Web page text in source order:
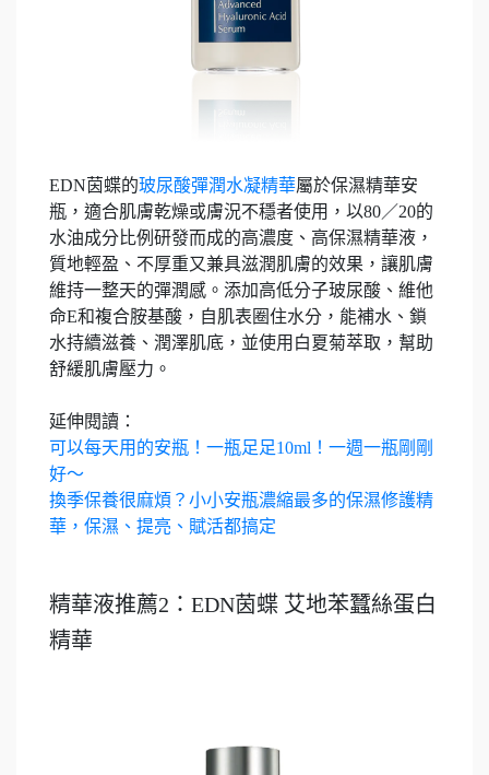
EDN茵蝶的玻尿酸彈潤水凝精華屬於保濕精華安
瓶，適合肌膚乾燥或膚況不穩者使用，以80／20的
水油成分比例研發而成的高濃度、高保濕精華液，
質地輕盈、不厚重又兼具滋潤肌膚的效果，讓肌膚
維持一整天的彈潤感。添加高低分子玻尿酸、維他
命E和複合胺基酸，自肌表圈住水分，能補水、鎖
水持續滋養、潤澤肌底，並使用白夏菊萃取，幫助
舒緩肌膚壓力。
延伸閱讀：
可以每天用的安瓶！一瓶足足10ml！一週一瓶剛剛
好～
換季保養很麻煩？小小安瓶濃縮最多的保濕修護精
華，保濕、提亮、賦活都搞定
精華液推薦2：EDN茵蝶 艾地苯蠶絲蛋白
精華